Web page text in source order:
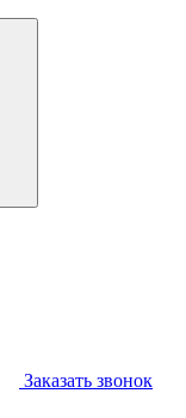
Заказать звонок